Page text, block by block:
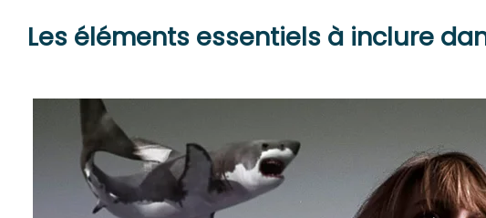
Les éléments essentiels à inclure